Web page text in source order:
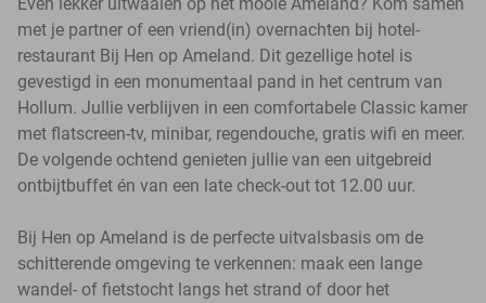
met je partner of een vriend(in) overnachten bij hotel-
restaurant Bij Hen op Ameland. Dit gezellige hotel is
gevestigd in een monumentaal pand in het centrum van
Hollum. Jullie verblijven in een comfortabele Classic kamer
met flatscreen-tv, minibar, regendouche, gratis wifi en meer.
De volgende ochtend genieten jullie van een uitgebreid
ontbijtbuffet én van een late check-out tot 12.00 uur.
Bij Hen op Ameland is de perfecte uitvalsbasis om de
schitterende omgeving te verkennen: maak een lange
wandel- of fietstocht langs het strand of door het